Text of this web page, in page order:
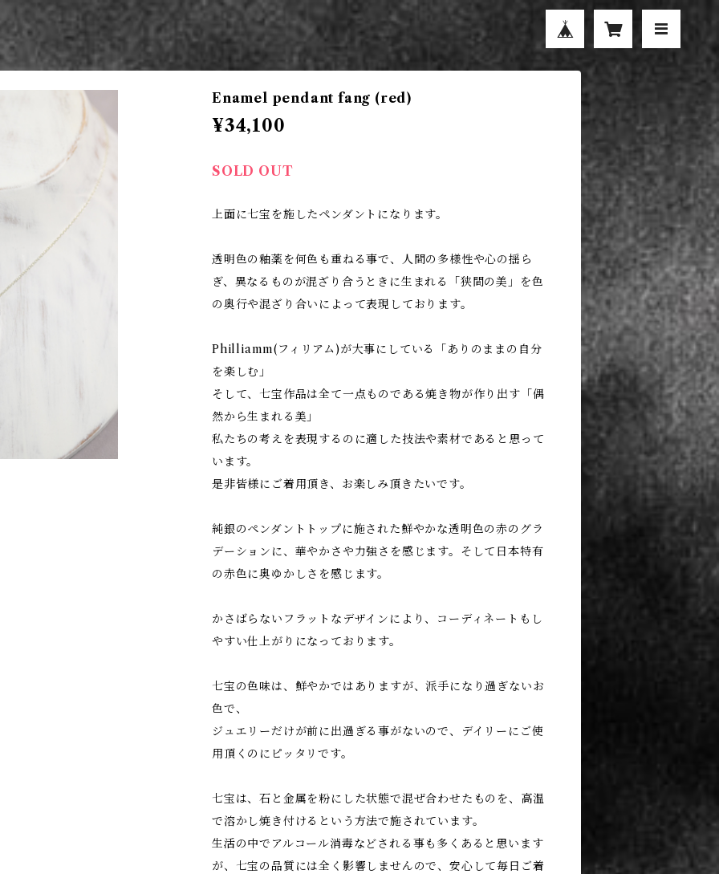
Enamel pendant fang (red)
¥34,100
SOLD OUT
上面に七宝を施したペンダントになります。
透明色の釉薬を何色も重ねる事で、人間の多様性や心の揺ら
ぎ、異なるものが混ざり合うときに生まれる「狭間の美」を色
の奥行や混ざり合いによって表現しております。
Philliamm(フィリアム)が大事にしている「ありのままの自分
を楽しむ」
そして、七宝作品は全て一点ものである焼き物が作り出す「偶
然から生まれる美」
私たちの考えを表現するのに適した技法や素材であると思って
います。
是非皆様にご着用頂き、お楽しみ頂きたいです。
純銀のペンダントトップに施された鮮やかな透明色の赤のグラ
デーションに、華やかさや力強さを感じます。そして日本特有
の赤色に奥ゆかしさを感じます。
かさばらないフラットなデザインにより、コーディネートもし
やすい仕上がりになっております。
七宝の色味は、鮮やかではありますが、派手になり過ぎないお
色で、
ジュエリーだけが前に出過ぎる事がないので、デイリーにご使
用頂くのにピッタリです。
七宝は、石と金属を粉にした状態で混ぜ合わせたものを、高温
で溶かし焼き付けるという方法で施されています。
生活の中でアルコール消毒などされる事も多くあると思います
が、七宝の品質には全く影響しませんので、安心して毎日ご着